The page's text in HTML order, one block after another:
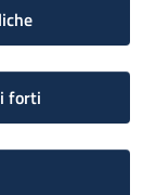
forti